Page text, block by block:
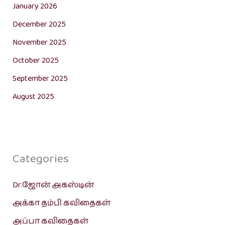
January 2026
December 2025
November 2025
October 2025
September 2025
August 2025
Categories
Dr.ஜோன் அகஸ்டின்
அக்கா தம்பி கவிதைகள்
அப்பா கவிதைகள்